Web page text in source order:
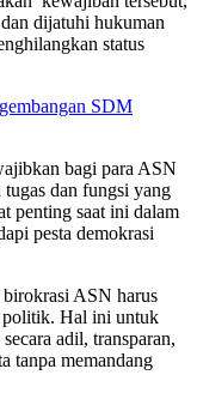
dijatuhi hukuman
status
SDM
bagi para ASN
dan fungsi yang
penting saat ini dalam
pesta demokrasi
birokrasi ASN harus
politik. Hal ini untuk
adil, transparan,
tanpa memandang